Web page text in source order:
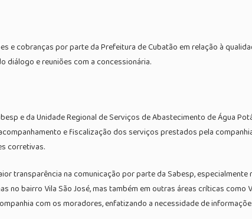
e cobranças por parte da Prefeitura de Cubatão em relação à
diálogo e reuniões com a concessionária.
e da Unidade Regional de Serviços de Abastecimento de Água
e fiscalização dos serviços prestados pela
corretivas.
transparência na comunicação por parte da Sabesp, especialmente
bairro Vila São José, mas também em outras áreas críticas como
com os moradores, enfatizando a necessidade de